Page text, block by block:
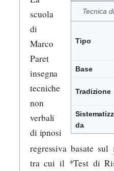
Tecnica
Tipo
Base
Tradizione
da
scuola
di
Marco
Paret
insegna
tecniche
non
verbali
di ipnosi
regressiva basate sul
tra cui il *Test di